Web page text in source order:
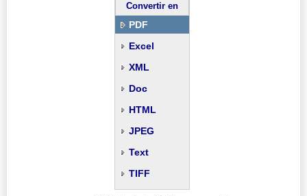
Convertir en
PDF
Excel
XML
Doc
HTML
JPEG
Text
TIFF